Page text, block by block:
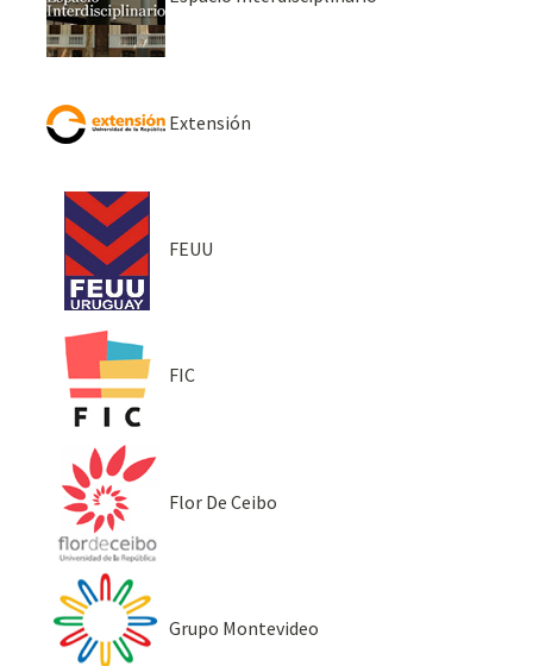
Extensión
FEUU
FIC
Flor De Ceibo
Grupo Montevideo